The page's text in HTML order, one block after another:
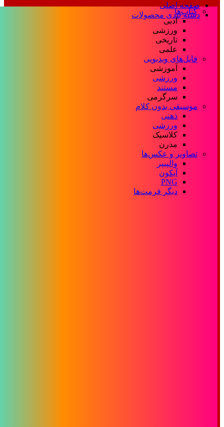
صفحه اصلی
دسته بندی محصولات
کتاب‌ها
ادبی
ورزشی
تاریخی
علمی
فایل‌های ویدیویی
آموزشی
ورزشی
مستند
سرگرمی
موسیقی بدون کلام
ذهنی
ورزشی
کلاسیک
مدرن
تصاویر و عکس‌ها
والپیپر
آیکون
PNG
دیگر فرمت‌ها